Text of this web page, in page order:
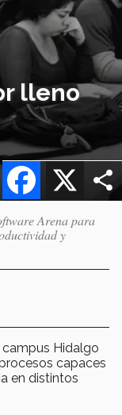
lleno
X
Facebook
Arena para
y
campus Hidalgo
capaces
en distintos